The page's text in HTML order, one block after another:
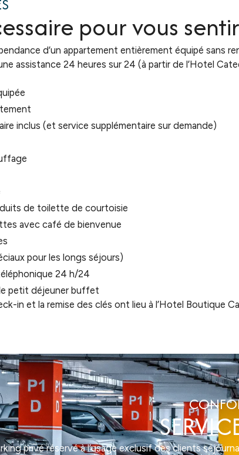
pour vous
d’un appartement entièrement équipé sans
assistance 24 heures sur 24 (à partir de l’Hotel
inclus (et service supplémentaire sur demande)
de toilette de courtoisie
avec café de bienvenue
pour les longs séjours)
24 h/24
petit déjeuner buffet
in et la remise des clés ont lieu à l’Hotel Boutique
privé réservé à l’usage exclusif des clients